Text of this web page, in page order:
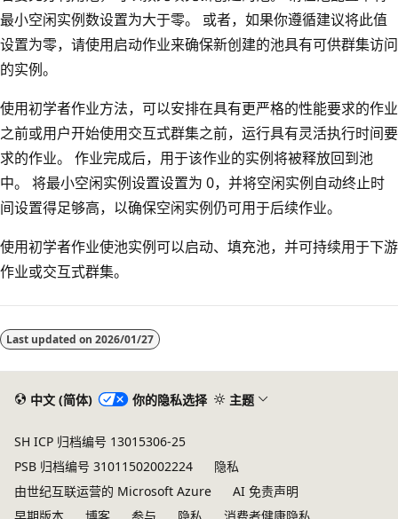
最小空闲实例数设置为大于零。 或者，如果你遵循建议将此值
设置为零，请使用启动作业来确保新创建的池具有可供群集访问
的实例。
使用初学者作业方法，可以安排在具有更严格的性能要求的作业
之前或用户开始使用交互式群集之前，运行具有灵活执行时间要
求的作业。 作业完成后，用于该作业的实例将被释放回到池
中。 将最小空闲实例设置设置为 0，并将空闲实例自动终止时
间设置得足够高，以确保空闲实例仍可用于后续作业。
使用初学者作业使池实例可以启动、填充池，并可持续用于下游
作业或交互式群集。
模
式
Last updated on 2026/01/27
中文 (简体) 你的隐私选择 主题
SH ICP 归档编号 13015306-25
PSB 归档编号 31011502002224
隐私
由世纪互联运营的 Microsoft Azure
AI 免责声明